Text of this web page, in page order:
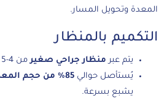
المعدة وتحويل المسار.
التكميم بالمنظار
يتم عبر منظار جراحي صغيرمن 4-5 فتحات لا تتجاوز 1 سم.
يُستأصل حوالي 85% من حجم المعدة
يشبع بسرعة.